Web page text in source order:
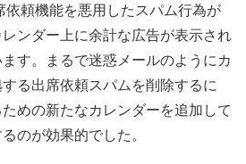
依頼機能を悪用したスパム行為が
ンダー上に余計な広告が表示され
す。まるで迷惑メールのようにカ
る出席依頼スパムを削除するに
めの新たなカレンダーを追加して
のが効果的でした。